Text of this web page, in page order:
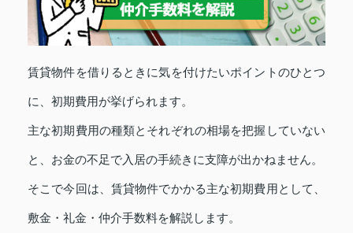
賃貸物件を借りるときに気を付けたいポイントのひとつ
に、初期費用が挙げられます。
主な初期費用の種類とそれぞれの相場を把握していない
と、お金の不足で入居の手続きに支障が出かねません。
そこで今回は、賃貸物件でかかる主な初期費用として、
敷金・礼金・仲介手数料を解説します。